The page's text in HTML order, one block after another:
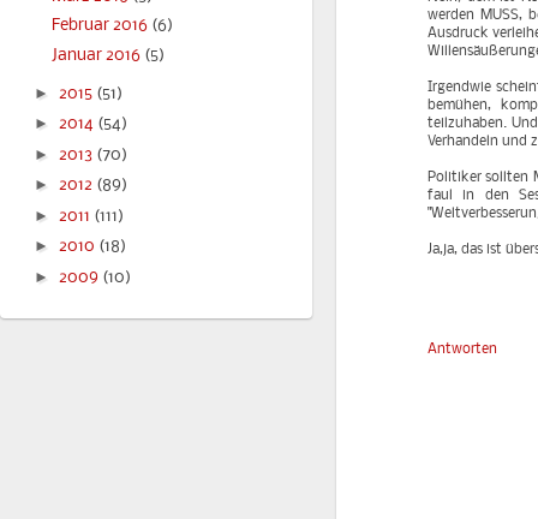
werden MUSS,
Ausdruck
Irgendwie
bemühen,
teilzuhaben.
Verhandeln und
Politiker sollten
faul in den
Ja,ja, das ist
Antworten
Februar 2016 (6)
Januar 2016 (5)
► 2015 (51)
► 2014 (54)
► 2013 (70)
► 2012 (89)
► 2011 (111)
► 2010 (18)
► 2009 (10)